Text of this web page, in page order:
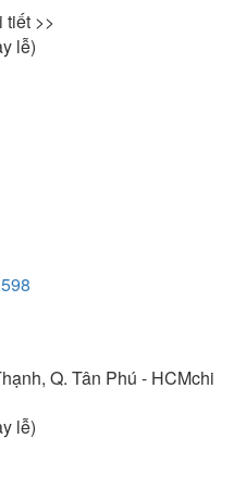
tiết >>
lễ)
Q. Tân Phú - HCMchi
lễ)